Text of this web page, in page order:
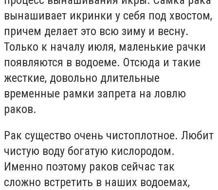
вынашивает икринки у себя под хвостом,
причем делает это всю зиму и весну.
Только к началу июля, маленькие рачки
появляются в водоеме. Отсюда и такие
жесткие, довольно длительные
временные рамки запрета на ловлю
раков.
Рак существо очень чистоплотное. Любит
чистую воду богатую кислородом.
Именно поэтому раков сейчас так
сложно встретить в наших водоемах,